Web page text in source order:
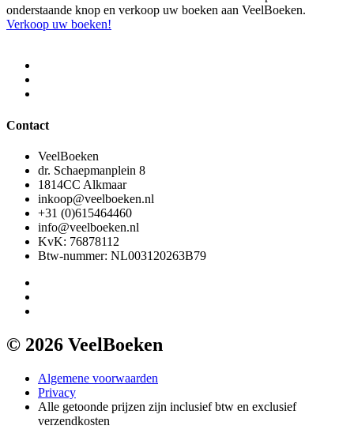
onderstaande knop en verkoop uw boeken aan VeelBoeken.
Verkoop uw boeken!
Contact
VeelBoeken
dr. Schaepmanplein 8
1814CC Alkmaar
inkoop@veelboeken.nl
+31 (0)615464460
info@veelboeken.nl
KvK: 76878112
Btw-nummer: NL003120263B79
© 2026 VeelBoeken
Algemene voorwaarden
Privacy
Alle getoonde prijzen zijn inclusief btw en exclusief
verzendkosten